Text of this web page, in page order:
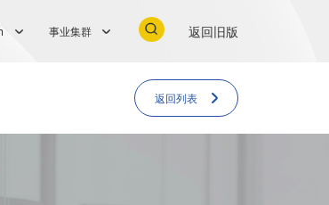
事业集群 返回旧版
返回列表